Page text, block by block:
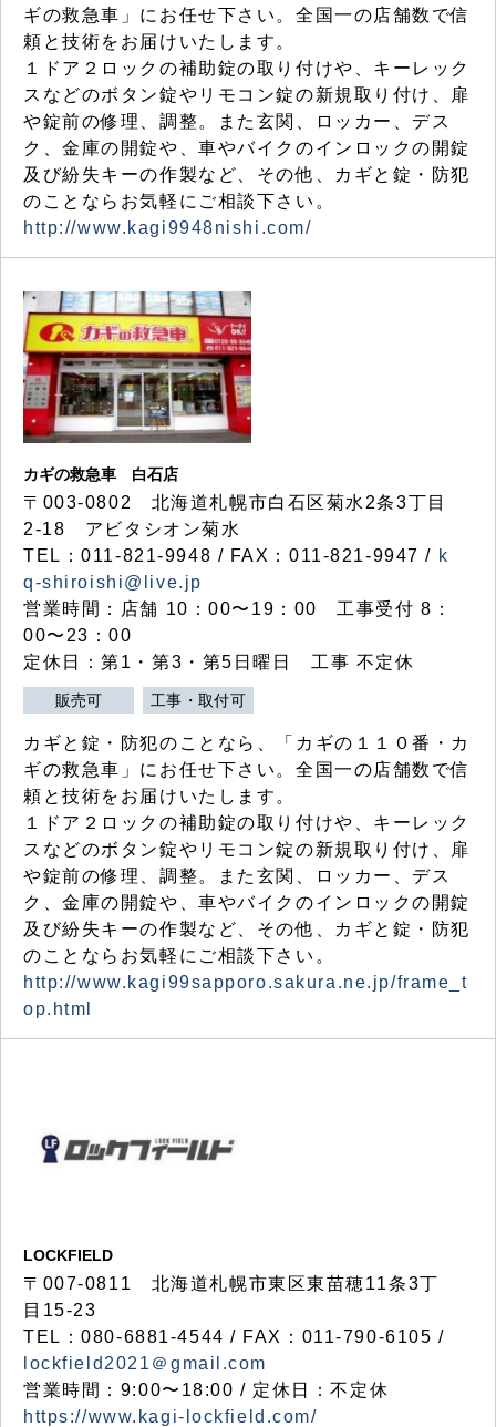
ギの救急車」にお任せ下さい。全国一の店舗数で信
頼と技術をお届けいたします。
１ドア２ロックの補助錠の取り付けや、キーレック
スなどのボタン錠やリモコン錠の新規取り付け、扉
や錠前の修理、調整。また玄関、ロッカー、デス
ク、金庫の開錠や、車やバイクのインロックの開錠
及び紛失キーの作製など、その他、カギと錠・防犯
のことならお気軽にご相談下さい。
http://www.kagi9948nishi.com/
カギの救急車 白石店
〒003-0802 北海道札幌市白石区菊水2条3丁目
2-18 アビタシオン菊水
TEL：011-821-9948 / FAX：011-821-9947 / k
q-shiroishi@live.jp
営業時間：店舗 10：00〜19：00 工事受付 8：
00〜23：00
定休日：第1・第3・第5日曜日 工事 不定休
販売可 工事・取付可
カギと錠・防犯のことなら、「カギの１１０番・カ
ギの救急車」にお任せ下さい。全国一の店舗数で信
頼と技術をお届けいたします。
１ドア２ロックの補助錠の取り付けや、キーレック
スなどのボタン錠やリモコン錠の新規取り付け、扉
や錠前の修理、調整。また玄関、ロッカー、デス
ク、金庫の開錠や、車やバイクのインロックの開錠
及び紛失キーの作製など、その他、カギと錠・防犯
のことならお気軽にご相談下さい。
http://www.kagi99sapporo.sakura.ne.jp/frame_t
op.html
LOCKFIELD
〒007-0811 北海道札幌市東区東苗穂11条3丁
目15-23
TEL：080-6881-4544 / FAX：011-790-6105 /
lockfield2021＠gmail.com
営業時間：9:00〜18:00 / 定休日：不定休
https://www.kagi-lockfield.com/